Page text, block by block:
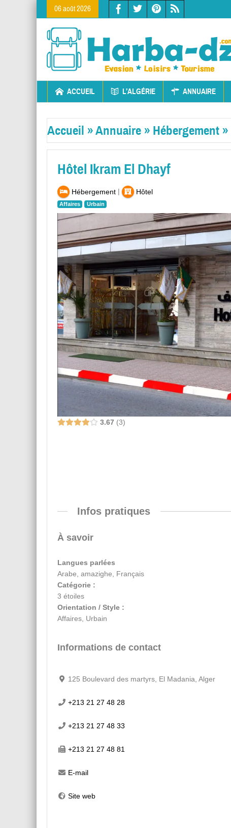
06 août 2026
ACCUEIL L’ALGÉRIE ANNUAIRE
Accueil »Annuaire » Hébergement »
Hôtel Ikram El Dhayf
Hébergement | Hôtel
Affaires Urbain
3.67 3
Infos pratiques
À savoir
Langues parlées
Arabe, amazighe, Français
Catégorie :
3 étoiles
Orientation / Style :
Affaires, Urbain
Informations de contact
125 Boulevard des martyrs, El Madania, Alger
+213 21 27 48 28
+213 21 27 48 33
+213 21 27 48 81
E-mail
Site web